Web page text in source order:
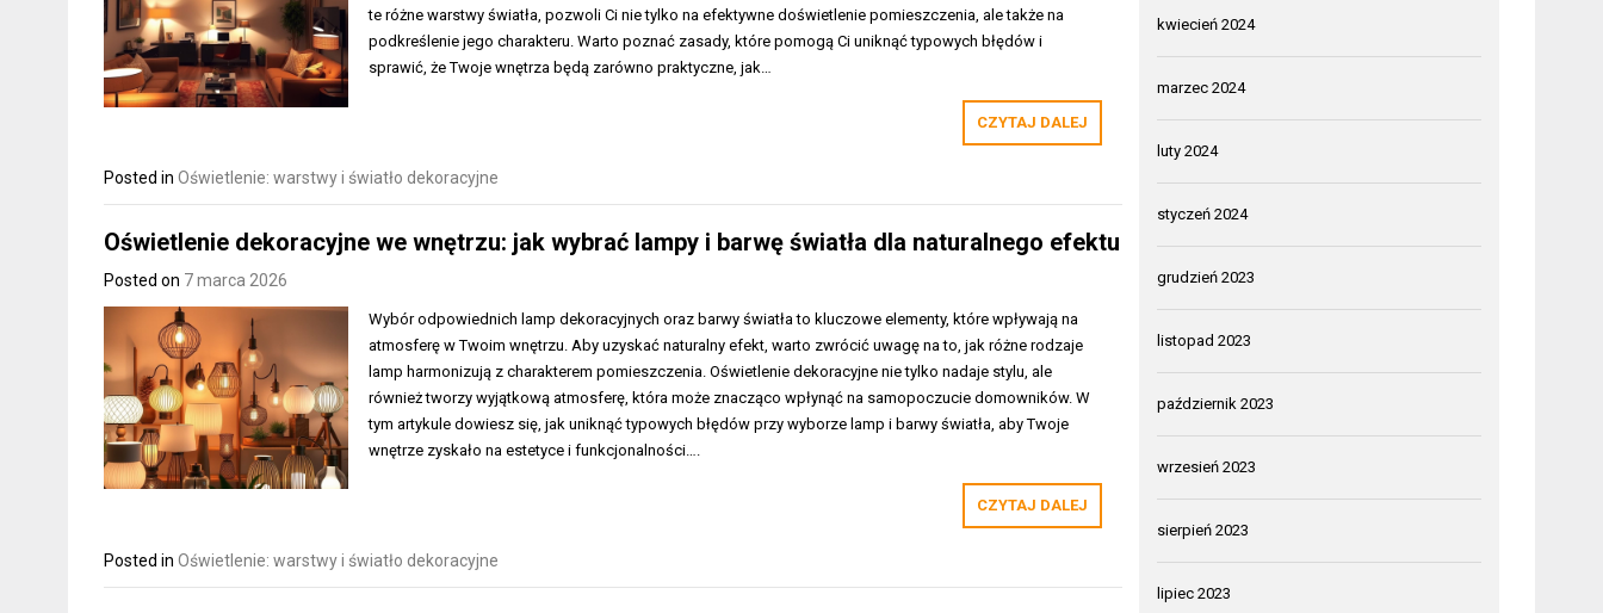
te różne warstwy światła, pozwoli Ci nie tylko na efektywne doświetlenie pomieszczenia, ale także na
podkreślenie jego charakteru. Warto poznać zasady, które pomogą Ci uniknąć typowych błędów i
sprawić, że Twoje wnętrza będą zarówno praktyczne, jak…
CZYTAJ DALEJ
Posted in Oświetlenie: warstwy i światło dekoracyjne
Oświetlenie dekoracyjne we wnętrzu: jak wybrać lampy i barwę światła dla naturalnego efektu
Posted on 7 marca 2026
Wybór odpowiednich lamp dekoracyjnych oraz barwy światła to kluczowe elementy, które wpływają na
atmosferę w Twoim wnętrzu. Aby uzyskać naturalny efekt, warto zwrócić uwagę na to, jak różne rodzaje
lamp harmonizują z charakterem pomieszczenia. Oświetlenie dekoracyjne nie tylko nadaje stylu, ale
również tworzy wyjątkową atmosferę, która może znacząco wpłynąć na samopoczucie domowników. W
tym artykule dowiesz się, jak uniknąć typowych błędów przy wyborze lamp i barwy światła, aby Twoje
wnętrze zyskało na estetyce i funkcjonalności….
CZYTAJ DALEJ
Posted in Oświetlenie: warstwy i światło dekoracyjne
kwiecień 2024
marzec 2024
luty 2024
styczeń 2024
grudzień 2023
listopad 2023
październik 2023
wrzesień 2023
sierpień 2023
lipiec 2023